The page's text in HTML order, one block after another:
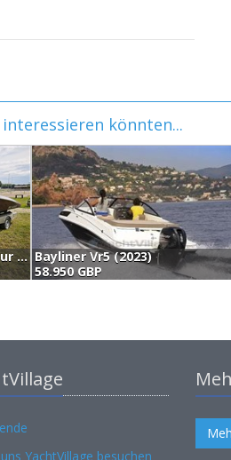
könnten...
Kaiser Bootsmanufaktur Kaiser 650 (2013) Bayliner Vr5 (2023)
58.950 GBP
YachtVillage besuchen